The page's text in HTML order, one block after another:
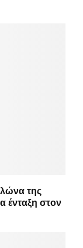
της
ένταξη στον